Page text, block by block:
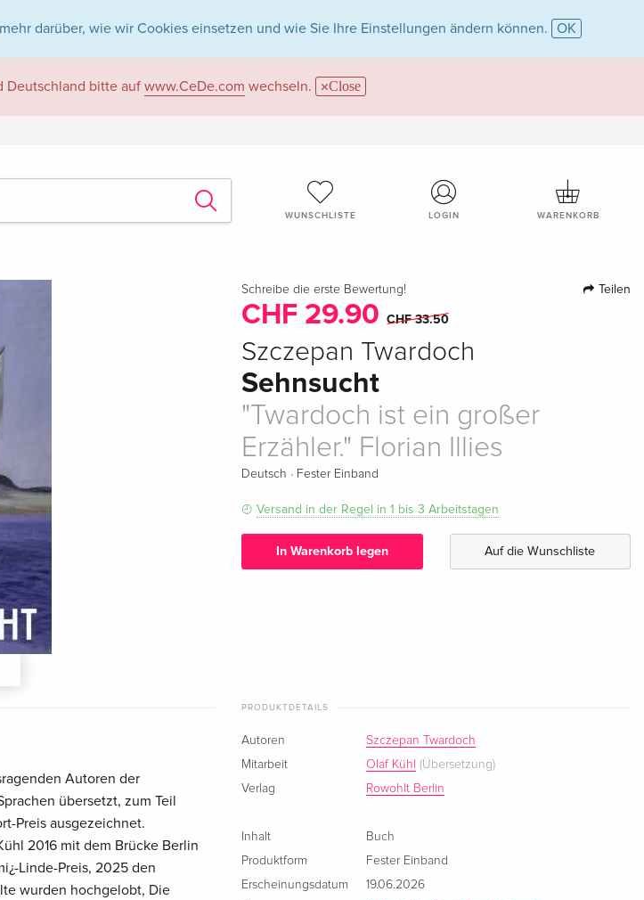
mehr darüber, wie wir Cookies einsetzen und wie Sie Ihre Einstellungen ändern können. OK
Deutschland bitte auf www.CeDe.com wechseln. Close
WUNSCHLISTE LOGIN WARENKORB
Schreibe die erste Bewertung! Teilen
CHF 29.90 CHF 33.50
Szczepan Twardoch
Sehnsucht
"Twardoch ist ein großer
Erzähler." Florian Illies
Deutsch · Fester Einband
Versand in der Regel in 1 bis 3 Arbeitstagen
In Warenkorb legen Auf die Wunschliste
Autoren der
übersetzt, zum Teil
Preis ausgezeichnet.
2016 mit dem Brücke Berlin
Linde-Preis, 2025 den
wurden hochgelobt, Die
PRODUKTDETAILS
Autoren
Szczepan Twardoch
Mitarbeit
Olaf Kühl (Übersetzung)
Verlag
Rowohlt Berlin
Inhalt
Buch
Produktform
Fester Einband
Erscheinungsdatum
19.06.2026